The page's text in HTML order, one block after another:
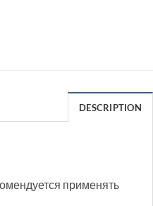
DESCRIPTION
применять